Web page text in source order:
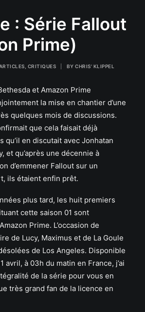
: Série Fallout
Prime)
CRITIQUES BY CHRIS' KLIPPEL
et Amazon Prime
la mise en chantier d’une
quelques mois de discussions.
que cela faisait déjà
qu’il en discutait avec Jonhatan
et qu’après une décennie à
d’emmener Fallout sur un
ils étaient enfin prêt.
plus tard, les huit premiers
cette saison 01 sont
Prime. L’occasion de
de Lucy, Maximus et de La Goule
de Los Angeles. Disponible
avril, à 03h du matin en France, j’ai
de la série pour vous en
très grand fan de la licence en